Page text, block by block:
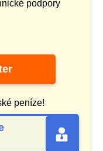
podpory
peníze!